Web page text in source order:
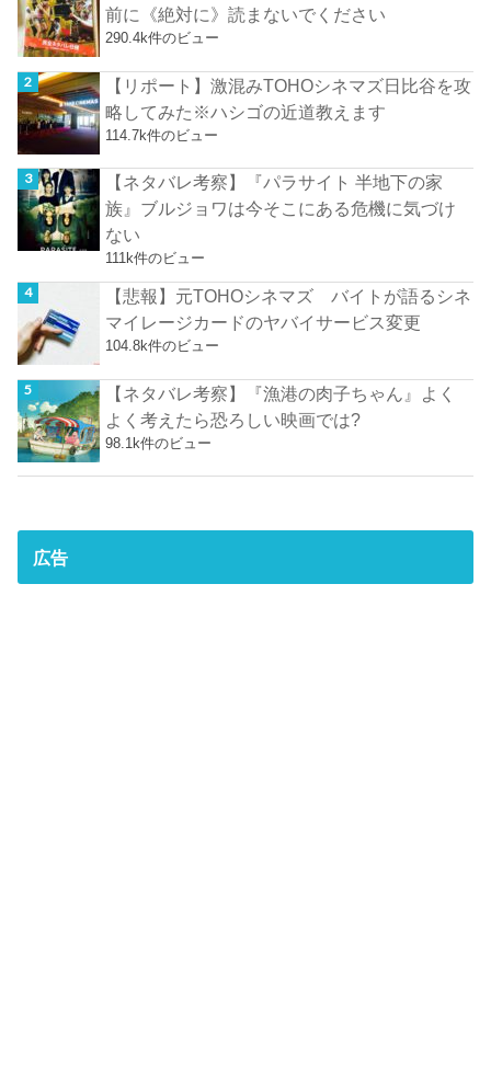
前に《絶対に》読まないでください
290.4k件のビュー
【リポート】激混みTOHOシネマズ日比谷を攻
略してみた※ハシゴの近道教えます
114.7k件のビュー
【ネタバレ考察】『パラサイト 半地下の家
族』ブルジョワは今そこにある危機に気づけ
ない
111k件のビュー
【悲報】元TOHOシネマズ バイトが語るシネ
マイレージカードのヤバイサービス変更
104.8k件のビュー
【ネタバレ考察】『漁港の肉子ちゃん』よく
よく考えたら恐ろしい映画では?
98.1k件のビュー
広告